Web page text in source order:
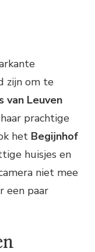
zijn om te
van Leuven
prachtige
het Begijnhof
huisjes en
niet mee
een paar